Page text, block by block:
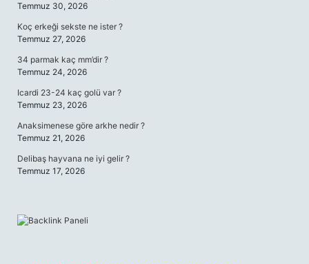
Temmuz 30, 2026
Koç erkeği sekste ne ister ?
Temmuz 27, 2026
34 parmak kaç mm’dir ?
Temmuz 24, 2026
Icardi 23-24 kaç golü var ?
Temmuz 23, 2026
Anaksimenese göre arkhe nedir ?
Temmuz 21, 2026
Delibaş hayvana ne iyi gelir ?
Temmuz 17, 2026